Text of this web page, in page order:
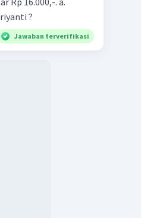
?
Jawaban terverifikasi